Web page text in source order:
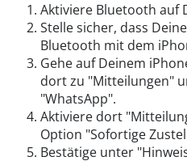
Aktiviere Bluetooth auf
Stelle sicher, dass
Bluetooth mit dem
Gehe auf Deinem
dort zu "Mitteilungen"
"WhatsApp".
Aktiviere dort
Option "Sofortige
Bestätige unter